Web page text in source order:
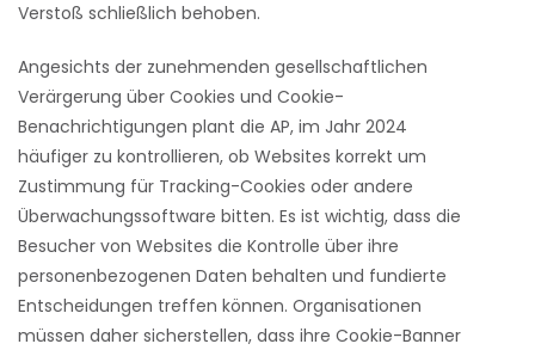
Verstoß schließlich behoben.
Angesichts der zunehmenden gesellschaftlichen
Verärgerung über Cookies und Cookie-
Benachrichtigungen plant die AP, im Jahr 2024
häufiger zu kontrollieren, ob Websites korrekt um
Zustimmung für Tracking-Cookies oder andere
Überwachungssoftware bitten. Es ist wichtig, dass die
Besucher von Websites die Kontrolle über ihre
personenbezogenen Daten behalten und fundierte
Entscheidungen treffen können. Organisationen
müssen daher sicherstellen, dass ihre Cookie-Banner